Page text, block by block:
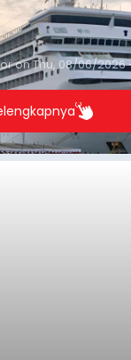
12,4 persen
yang sama tahun
1,32 juta GT.
onThu, 08/06/2026